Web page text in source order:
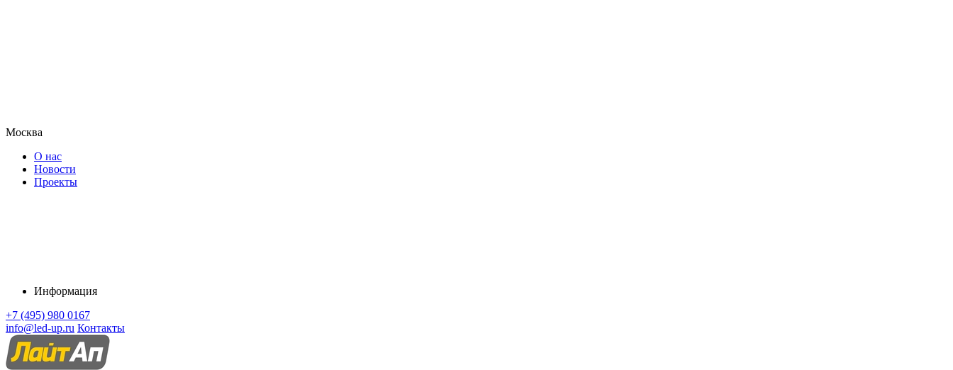
Москва
О нас
Новости
Проекты
Информация
+7 (495) 980 0167
info@led-up.ru Контакты